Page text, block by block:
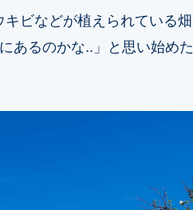
ビなどが植えられている畑
あるのかな..」と思い始めた